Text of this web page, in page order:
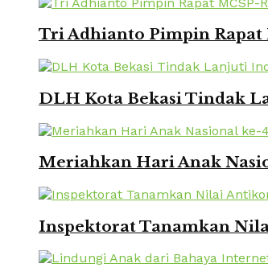
Tri Adhianto Pimpin Rapat
DLH Kota Bekasi Tindak
Meriahkan Hari Anak
Inspektorat Tanamkan